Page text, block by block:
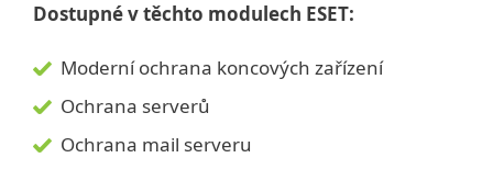
Dostupné v těchto modulech ESET:
Moderní ochrana koncových zařízení
Ochrana serverů
Ochrana mail serveru